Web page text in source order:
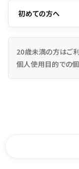
初めての方へ
20歳未満の方はご
個人使用目的での個